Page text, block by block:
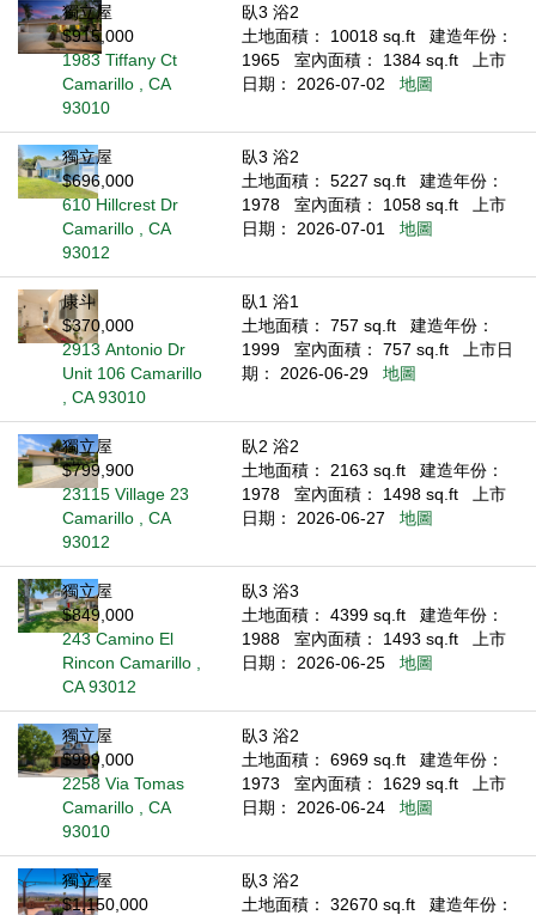
獨立屋
$915,000
1983 Tiffany Ct
Camarillo , CA
93010
臥3 浴2
土地面積： 10018 sq.ft
建造年份：
1965
室內面積： 1384 sq.ft
上市
日期： 2026-07-02
地圖
獨立屋
$696,000
610 Hillcrest Dr
Camarillo , CA
93012
臥3 浴2
土地面積： 5227 sq.ft
建造年份：
1978
室內面積： 1058 sq.ft
上市
日期： 2026-07-01
地圖
康斗
$370,000
2913 Antonio Dr
Unit 106 Camarillo
, CA 93010
臥1 浴1
土地面積： 757 sq.ft
建造年份：
1999
室內面積： 757 sq.ft
上市日
期： 2026-06-29
地圖
獨立屋
$799,900
23115 Village 23
Camarillo , CA
93012
臥2 浴2
土地面積： 2163 sq.ft
建造年份：
1978
室內面積： 1498 sq.ft
上市
日期： 2026-06-27
地圖
獨立屋
$849,000
243 Camino El
Rincon Camarillo ,
CA 93012
臥3 浴3
土地面積： 4399 sq.ft
建造年份：
1988
室內面積： 1493 sq.ft
上市
日期： 2026-06-25
地圖
獨立屋
$999,000
2258 Via Tomas
Camarillo , CA
93010
臥3 浴2
土地面積： 6969 sq.ft
建造年份：
1973
室內面積： 1629 sq.ft
上市
日期： 2026-06-24
地圖
獨立屋
$1,150,000
臥3 浴2
土地面積： 32670 sq.ft
建造年份：